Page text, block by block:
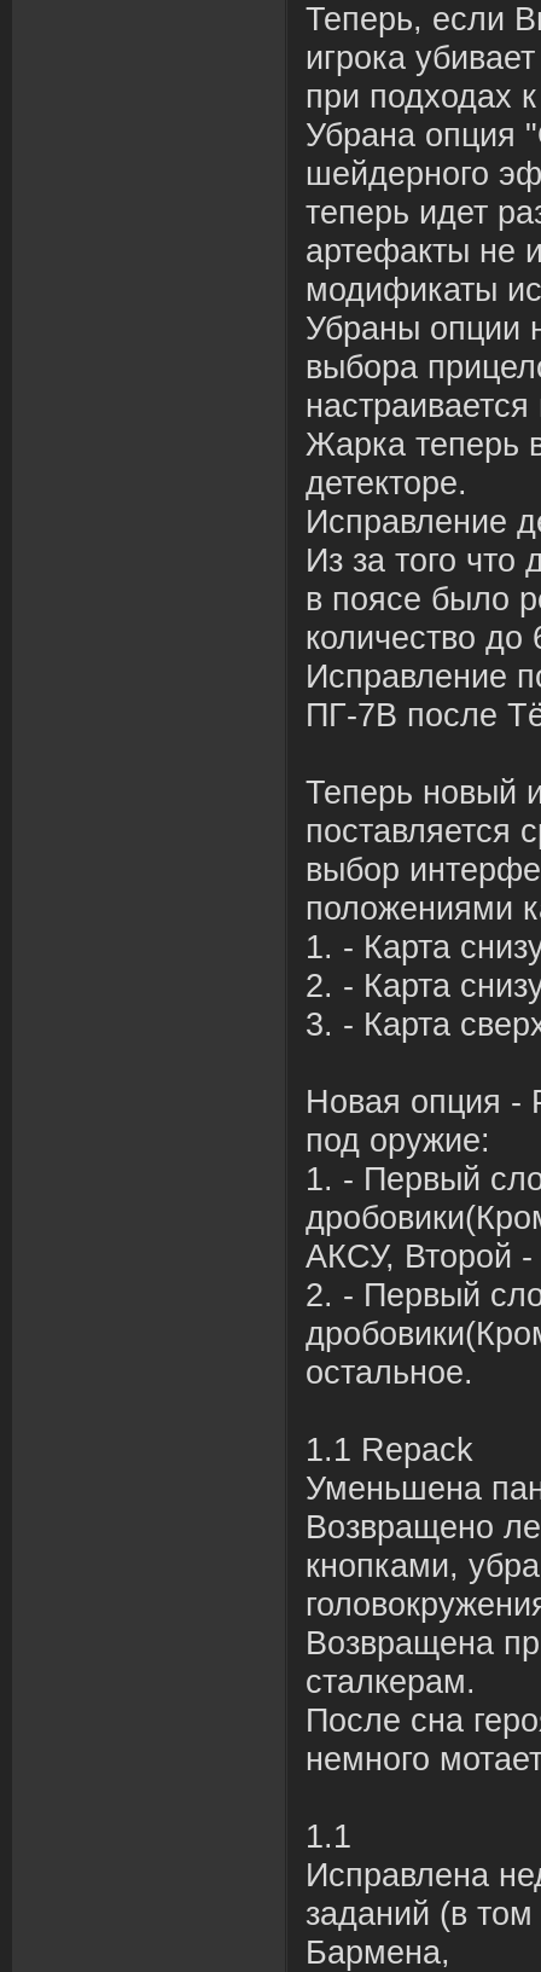
Теперь, если
игрока
при подходах
Убрана опция
шейдерного
теперь идет
артефакты не
модификаты
Убраны опции
выбора
Жарка теперь
детекторе.
Исправление
Из за того что
в поясе было
количество до
Исправление
ПГ-7В после
Теперь новый
поставляется
выбор
положениями
1. - Карта
2. - Карта
3. - Карта
Новая опция -
под оружие:
1. - Первый
АКСУ, Второй -
2. - Первый
остальное.
1.1 Repack
Уменьшена
Возвращено
кнопками,
Возвращена
сталкерам.
После сна
немного
1.1
Исправлена
заданий (в том
Бармена,